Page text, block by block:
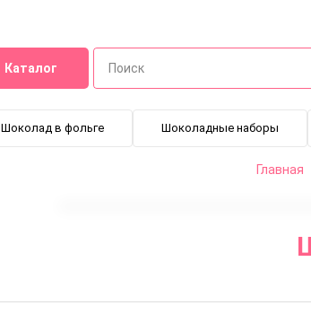
Каталог
Шоколад в фольге Шоколадные наборы
Главная